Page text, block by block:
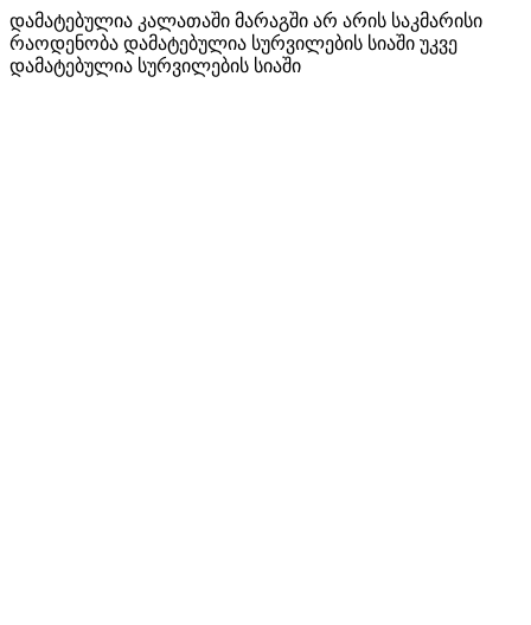
დამატებულია კალათაში მარაგში არ არის საკმარისი
რაოდენობა დამატებულია სურვილების სიაში უკვე
დამატებულია სურვილების სიაში